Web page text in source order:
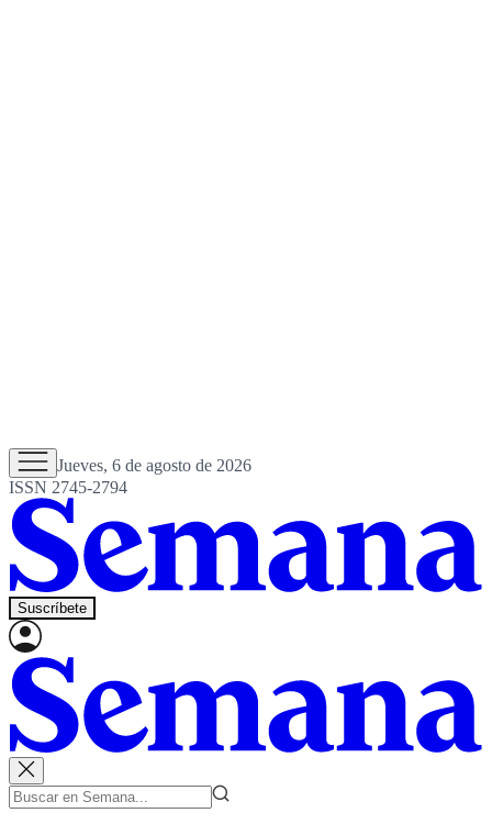
Jueves, 6 de agosto de 2026
ISSN 2745-2794
Suscríbete